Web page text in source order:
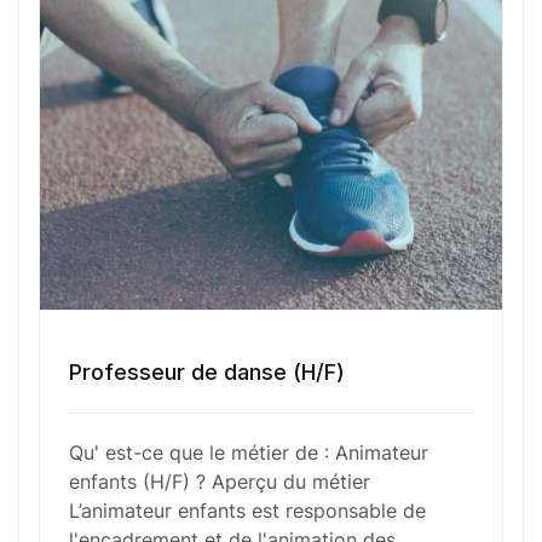
personnel et collectif. Intervenant lors de diverses
occasions comme les centres de loisirs, les
colonies de vacances ou les écoles, il adapte son
approche en fonction des besoins et des âges des
enfants.
Fonctions Principales
Compétences Requises
Outils et Technologies ️
Professeur de danse (H/F)
Qu' est-ce que le métier de : Animateur
enfants (H/F) ? Aperçu du métier
L’animateur enfants est responsable de